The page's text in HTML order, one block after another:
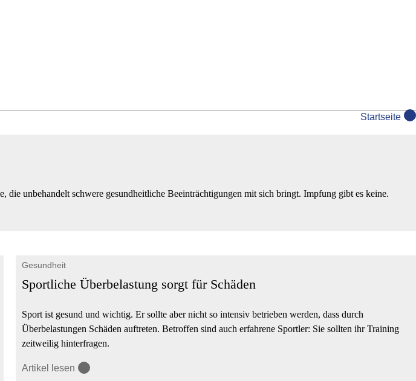
Startseite
unbehandelt schwere gesundheitliche Beeinträchtigungen mit sich bringt. Impfung gibt es keine.
Gesundheit
Sportliche Überbelastung sorgt für Schäden
Sport ist gesund und wichtig. Er sollte aber nicht so intensiv betrieben werden, dass durch
Überbelastungen Schäden auftreten. Betroffen sind auch erfahrene Sportler: Sie sollten ihr Training
zeitweilig hinterfragen.
Artikel lesen